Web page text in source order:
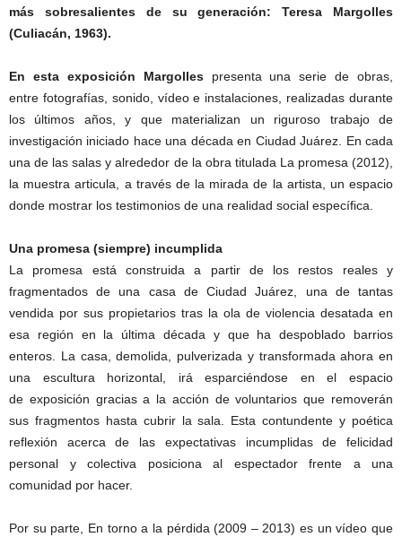
más sobresalientes de su generación: Teresa Margolles
(Culiacán, 1963).
En esta exposición Margollespresenta una serie de obras,
entre fotografías, sonido, vídeo e instalaciones, realizadas durante
los últimos años, y que materializan un riguroso trabajo de
investigación iniciado hace una década en Ciudad Juárez. En cada
una de las salas y alrededor de la obra titulada La promesa (2012),
la muestra articula, a través de la mirada de la artista, un espacio
donde mostrar los testimonios de una realidad social específica.
Una promesa (siempre) incumplida
La promesa está construida a partir de los restos reales y
fragmentados de una casa de Ciudad Juárez, una de tantas
vendida por sus propietarios tras la ola de violencia desatada en
esa región en la última década y que ha despoblado barrios
enteros. La casa, demolida, pulverizada y transformada ahora en
una escultura horizontal, irá esparciéndose en el espacio
de exposición gracias a la acción de voluntarios que removerán
sus fragmentos hasta cubrir la sala. Esta contundente y poética
reflexión acerca de las expectativas incumplidas de felicidad
personal y colectiva posiciona al espectador frente a una
comunidad por hacer.
Por su parte, En torno a la pérdida (2009 – 2013) es un vídeo que